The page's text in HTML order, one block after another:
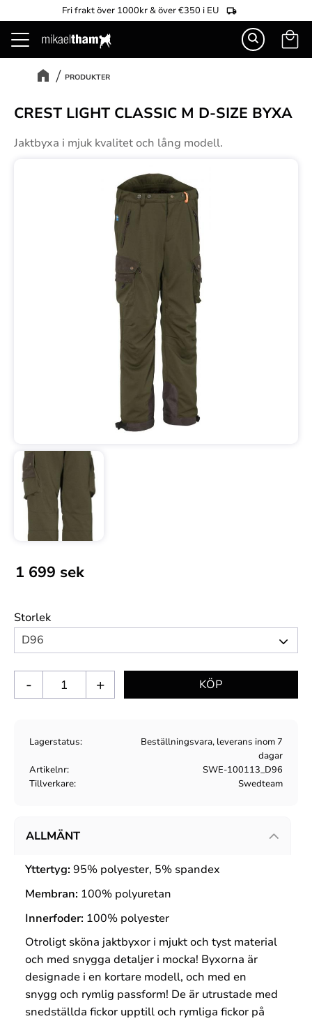
Meny
Fri frakt över 1000kr & över €350 i EU
PRODUKTER
CREST LIGHT CLASSIC M D-SIZE BYXA
Jaktbyxa i mjuk kvalitet och lång modell.
1 699 sek
Storlek
+
-
Lagerstatus
Beställningsvara, leverans inom 7
dagar
Artikelnr
SWE-100113_D96
Tillverkare
Swedteam
ALLMÄNT
Yttertyg: 95% polyester, 5% spandex
Membran: 100% polyuretan
Innerfoder: 100% polyester
Otroligt sköna jaktbyxor i mjukt och tyst material
och med snygga detaljer i mocka! Byxorna är
designade i en kortare modell, och med en
snygg och rymlig passform! De är utrustade med
snedställda fickor upptill och rymliga fickor på